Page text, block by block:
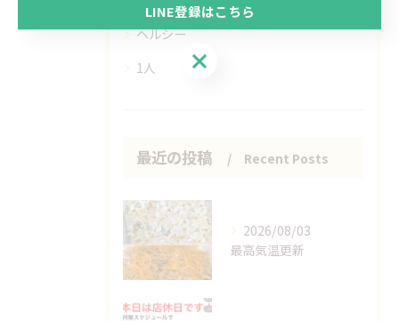
ヘルシー
1人
最近の投稿 Recent Posts
2026/08/03
最高気温更新
LINE登録はこちら
LINE登録はこちら